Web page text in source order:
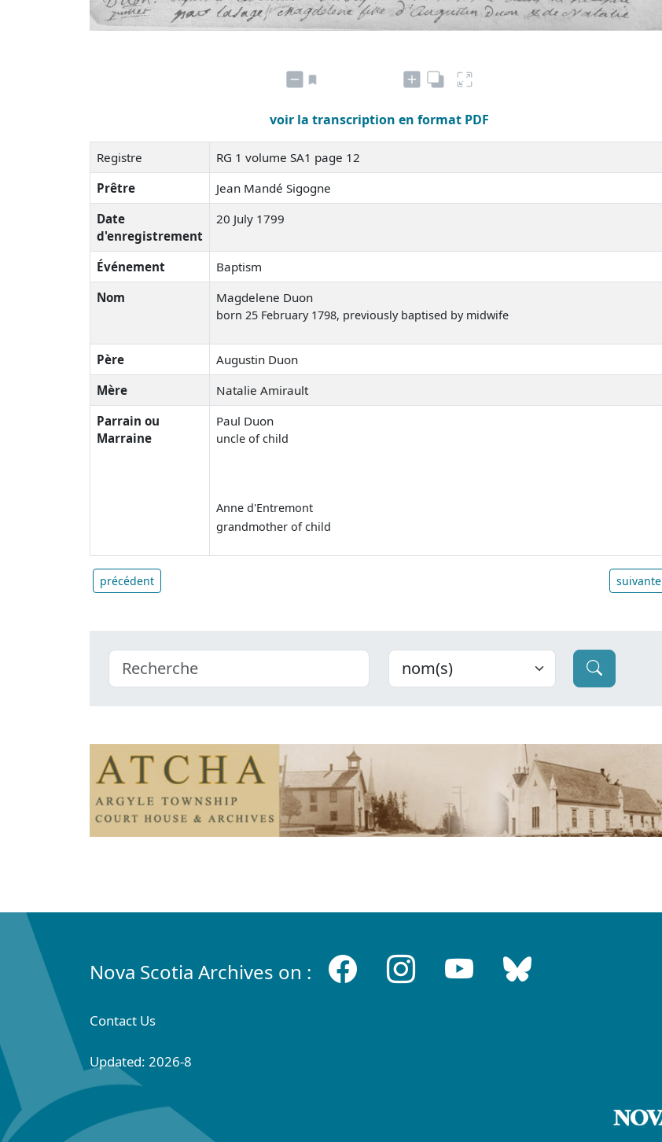
voir la transcription en format PDF
Registre
RG 1 volume SA1 page 12
Prêtre
Jean Mandé Sigogne
Date
d'enregistrement
20 July 1799
Événement
Baptism
Nom
Magdelene Duon
born 25 February 1798, previously baptised by midwife
Père
Augustin Duon
Mère
Natalie Amirault
Parrain ou
Marraine
Paul Duon
uncle of child
Anne d'Entremont
grandmother of child
précédent suivante
Nova Scotia Archives on :
Contact Us
Updated: 2026-8